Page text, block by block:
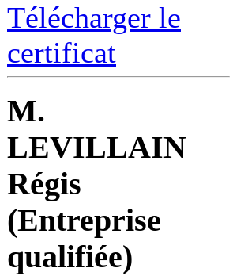
Télécharger le
certificat
M.
LEVILLAIN
Régis
(Entreprise
qualifiée)